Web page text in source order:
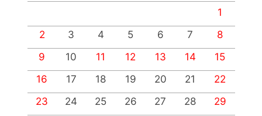
1
2
3 4 5 6 7
8
9
10 11 12 13 14
15
16
17 18 19 20 21
22
23
24 25 26 27 28 29